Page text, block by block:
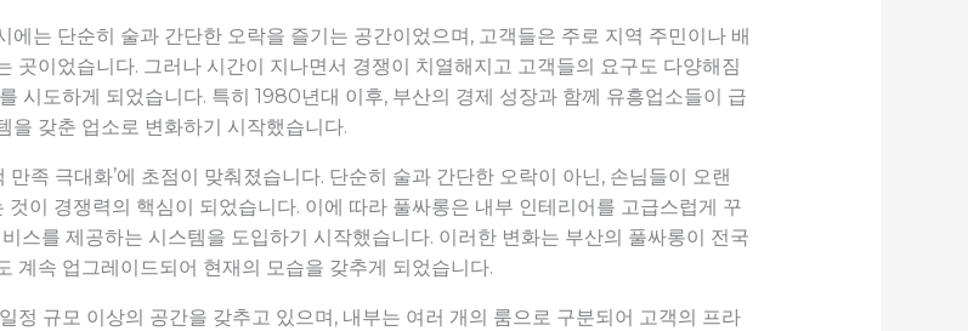
는 단순히 술과 간단한 오락을 즐기는 공간이었으며, 고객들은 주로 지역 주민이나 배
곳이었습니다. 그러나 시간이 지나면서 경쟁이 치열해지고 고객들의 요구도 다양해짐
시도하게 되었습니다. 특히 1980년대 이후, 부산의 경제 성장과 함께 유흥업소들이 급
을 갖춘 업소로 변화하기 시작했습니다.
만족 극대화’에 초점이 맞춰졌습니다. 단순히 술과 간단한 오락이 아닌, 손님들이 오랜
이 경쟁력의 핵심이 되었습니다. 이에 따라 풀싸롱은 내부 인테리어를 고급스럽게 꾸
스를 제공하는 시스템을 도입하기 시작했습니다. 이러한 변화는 부산의 풀싸롱이 전국
계속 업그레이드되어 현재의 모습을 갖추게 되었습니다.
정 규모 이상의 공간을 갖추고 있으며, 내부는 여러 개의 룸으로 구분되어 고객의 프라